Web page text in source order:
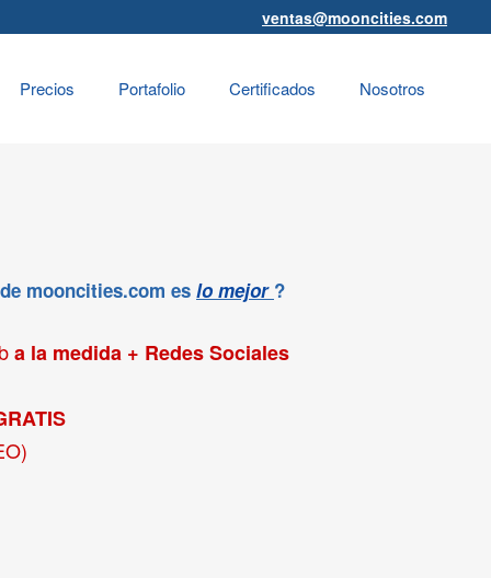
ventas@mooncities.com
Precios Portafolio Certificados Nosotros
mooncities.com es lo mejor ?
a la medida + Redes Sociales